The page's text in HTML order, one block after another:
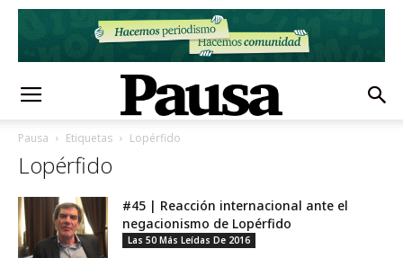
Pausa Etiquetas Lopérfido
Lopérfido
#45 | Reacción internacional ante el
negacionismo de Lopérfido
Las 50 Más Leídas De 2016